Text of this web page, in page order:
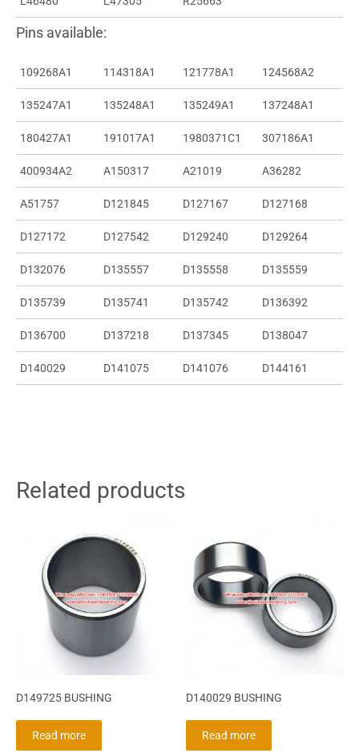
Pins available:
109268A1 114318A1 121778A1 124568A2
135247A1 135248A1 135249A1 137248A1
180427A1 191017A1 1980371C1 307186A1
400934A2 A150317 A21019 A36282
A51757 D121845 D127167 D127168
D127172 D127542 D129240 D129264
D132076 D135557 D135558 D135559
D135739 D135741 D135742 D136392
D136700 D137218 D137345 D138047
D140029 D141075 D141076 D144161
Related products
D149725 BUSHING
Read more
D140029 BUSHING
Read more